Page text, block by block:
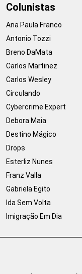
Colunistas
Ana Paula Franco
Antonio Tozzi
Breno DaMata
Carlos Martinez
Carlos Wesley
Circulando
Cybercrime Expert
Debora Maia
Destino Mágico
Drops
Esterliz Nunes
Franz Valla
Gabriela Egito
Ida Sem Volta
Imigração Em Dia